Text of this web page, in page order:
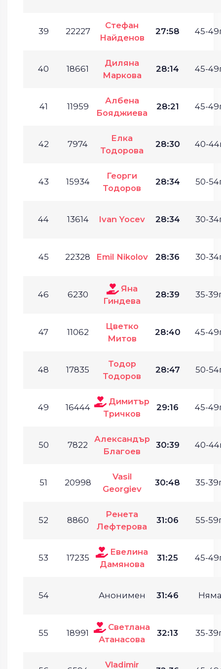
39 22227
Стефан
Найденов
27:58 45-
40 18661
Диляна
Маркова
28:14 45-
41 11959
Албена
Бояджиева
28:21 45-
42 7974
Елка
Тодорова
28:30 40-
43 15934
Георги
Тодоров
28:34 50-
44 13614 Ivan Yocev 28:34 30-
45 22328 Emil Nikolov 28:36 30-
46 6230
Яна
Гиндева
28:39 35-
47 11062
Цветко
Митов
28:40 45-
48 17835
Тодор
Тодоров
28:47 50-
49 16444
Димитър
Тричков
29:16 45-
50 7822
Александър
Благоев
30:39 40-
51 20998
Vasil
Georgiev
30:48 35-
52 8860
Ренета
Лефтерова
31:06 55-
53 17235
Евелина
Дамянова
31:25 45-
54 Анонимен 31:46 Няма
55 18991
Светлана
Атанасова
32:13 35-
Vladimir